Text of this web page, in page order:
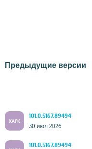
Предыдущие версии
XAPK
101.0.5167.89494
30 июл 2026
101.0.5167.89494